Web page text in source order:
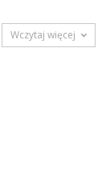
Wczytaj więcej